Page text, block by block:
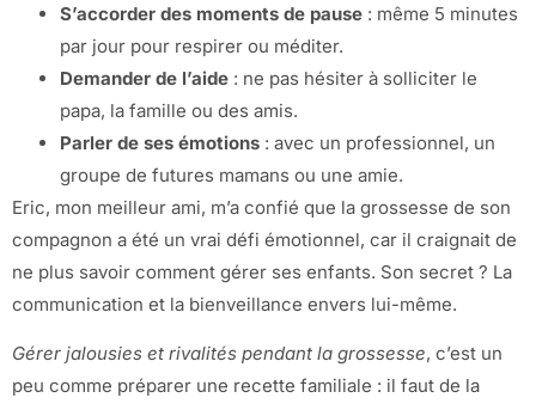
S’accorder des moments de pause : même 5 minutes
par jour pour respirer ou méditer.
Demander de l’aide : ne pas hésiter à solliciter le
papa, la famille ou des amis.
Parler de ses émotions : avec un professionnel, un
groupe de futures mamans ou une amie.
Eric, mon meilleur ami, m’a confié que la grossesse de son
compagnon a été un vrai défi émotionnel, car il craignait de
ne plus savoir comment gérer ses enfants. Son secret ? La
communication et la bienveillance envers lui-même.
Gérer jalousies et rivalités pendant la grossesse, c’est un
peu comme préparer une recette familiale : il faut de la